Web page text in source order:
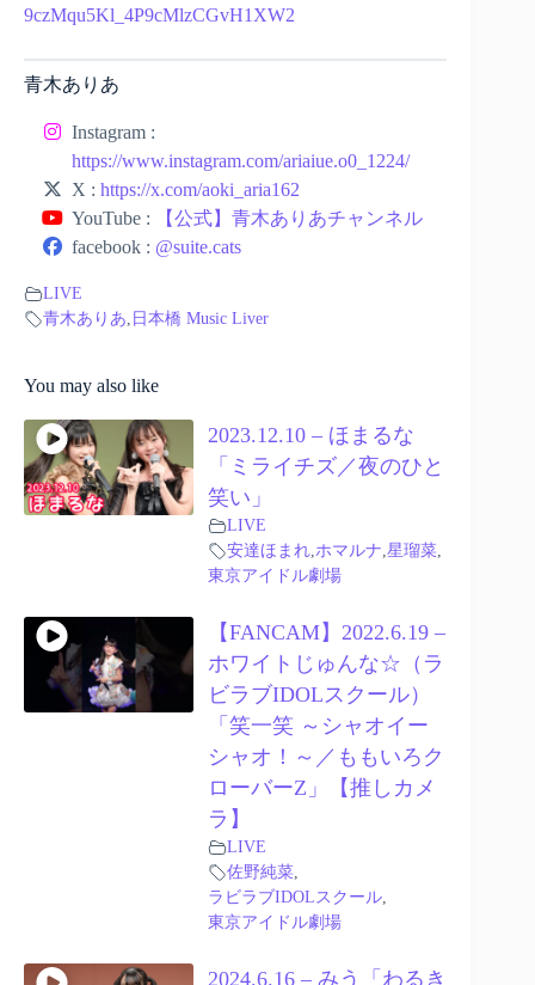
9czMqu5Kl_4P9cMlzCGvH1XW2
青木ありあ
Instagram :
https://www.instagram.com/ariaiue.o0_1224/
X : https://x.com/aoki_aria162
YouTube :
【公式】青木ありあチャンネル
facebook : @suite.cats
LIVE
青木ありあ 日本橋 Music Liver
You may also like
2023.12.10 – ほまるな
「ミライチズ／夜のひと
笑い」
LIVE
安達ほまれ, ホマルナ 星瑠菜,
東京アイドル劇場
【FANCAM】2022.6.19 –
ホワイトじゅんな☆（ラ
ビラブIDOLスクール）
「笑一笑 ～シャオイー
シャオ！～／ももいろク
ローバーZ」【推しカメ
ラ】
LIVE
佐野純菜,
ラビラブIDOLスクール,
東京アイドル劇場
2024.6.16 – みう「わるき